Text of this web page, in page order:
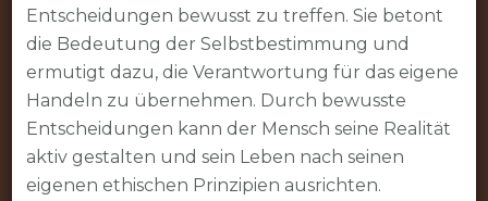
Entscheidungen bewusst zu treffen. Sie betont
die Bedeutung der Selbstbestimmung und
ermutigt dazu, die Verantwortung für das eigene
Handeln zu übernehmen. Durch bewusste
Entscheidungen kann der Mensch seine Realität
aktiv gestalten und sein Leben nach seinen
eigenen ethischen Prinzipien ausrichten.